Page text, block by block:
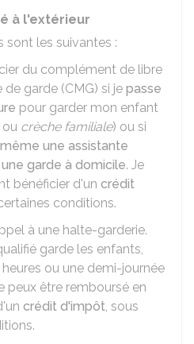
à l'extérieur
sont les suivantes :
du complément de libre
garde (CMG) si je passe
pour garder mon enfant
ou crèche familiale) ou si
une assistante
garde à domicile. Je
bénéficier d'un crédit
conditions.
à une halte-garderie.
garde les enfants,
ou une demi-journée
peux être remboursé en
crédit d'impôt, sous